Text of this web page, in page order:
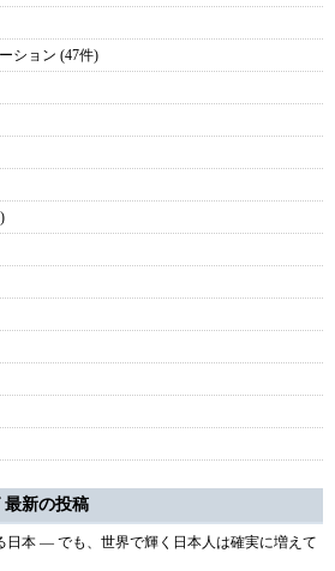
ション (47件)
最新の投稿
日本 ― でも、世界で輝く日本人は確実に増えて